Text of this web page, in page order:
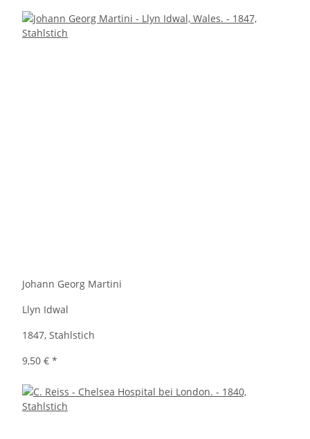
Johann Georg Martini
Llyn Idwal
1847, Stahlstich
9,50 € *